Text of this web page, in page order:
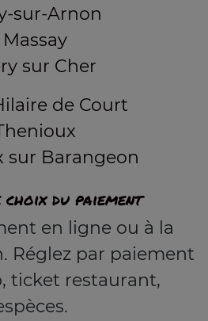
sur-Arnon
Massay
sur Cher
de Court
sur Barangeon
choix du paiement
en ligne ou à la
Réglez par paiement
ticket restaurant,